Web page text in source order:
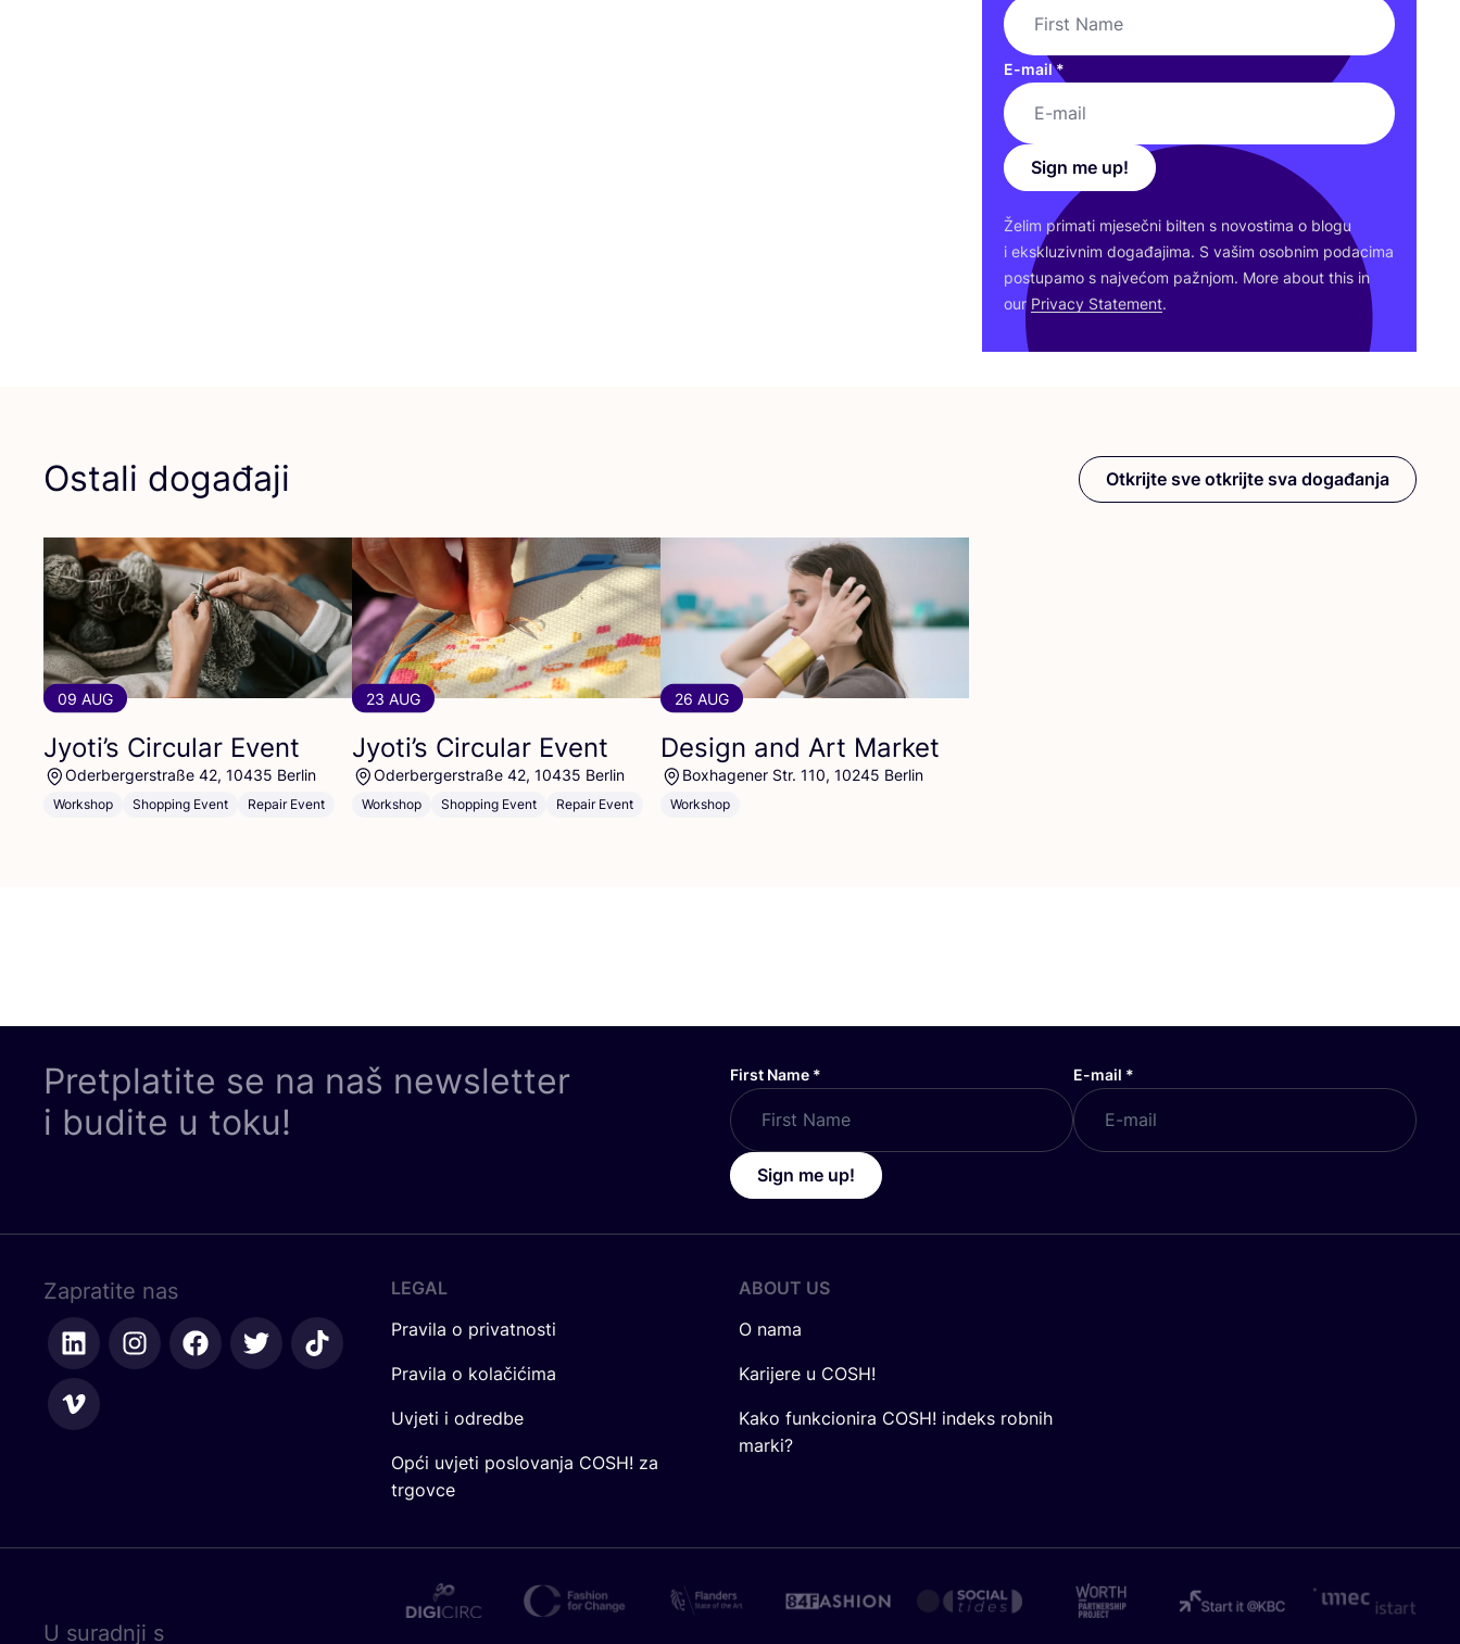
E-mail*
Sign me up!
Želim pri­ma­ti mje­seč­ni bil­ten s novos­ti­ma o blo­gu
i eks­klu­ziv­nim doga­đa­ji­ma. S vašim osob­nim poda­ci­ma
pos­tu­pa­mo s naj­ve­ćom paž­njom. More abo­ut this in
our Pri­vacy Sta­te­ment.
Ostali događaji
09 AUG
Jyoti’s Circular Event
Oderbergerstraße 42, 10435 Berlin
Workshop Shopping Event Repair Event
23 AUG
Jyoti’s Circular Event
Oderbergerstraße 42, 10435 Berlin
Workshop Shopping Event Repair Event
26 AUG
Design and Art Market
Boxhagener Str. 110, 10245 Berlin
Workshop
Otkrijte sve otkrijte sva događanja
Pretplatite se na naš newsletter
i budite u toku!
First Name * E-mail *
Sign me up!
Zapratite nas
LEGAL
Pravila o privatnosti
Pravila o kolačićima
Uvjeti i odredbe
Opći uvjeti poslovanja COSH! za
trgovce
ABOUT US
O nama
Karijere u COSH!
Kako funkcionira COSH! indeks robnih
marki?
U surad­nji s